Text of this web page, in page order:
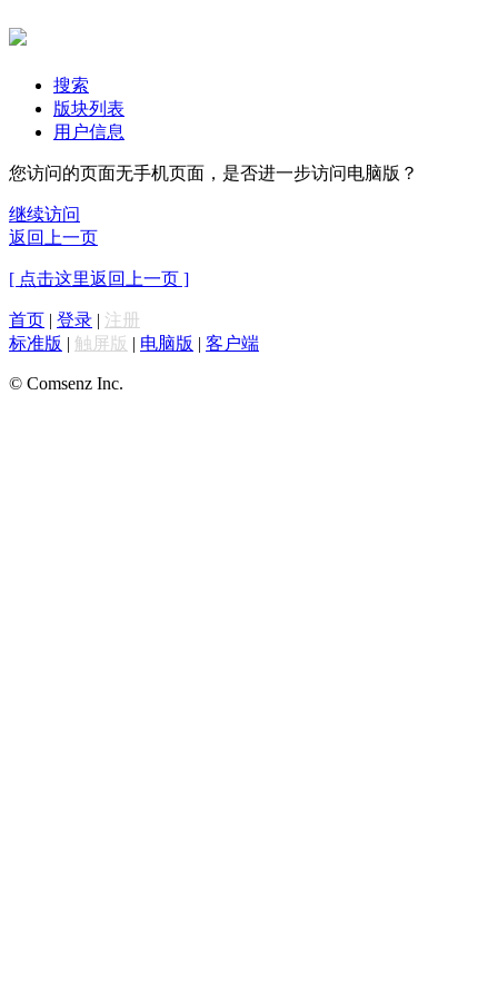
搜索
版块列表
用户信息
您访问的页面无手机页面，是否进一步访问电脑版？
继续访问
返回上一页
[ 点击这里返回上一页 ]
首页 | 登录 | 注册
标准版 | 触屏版 | 电脑版 | 客户端
© Comsenz Inc.